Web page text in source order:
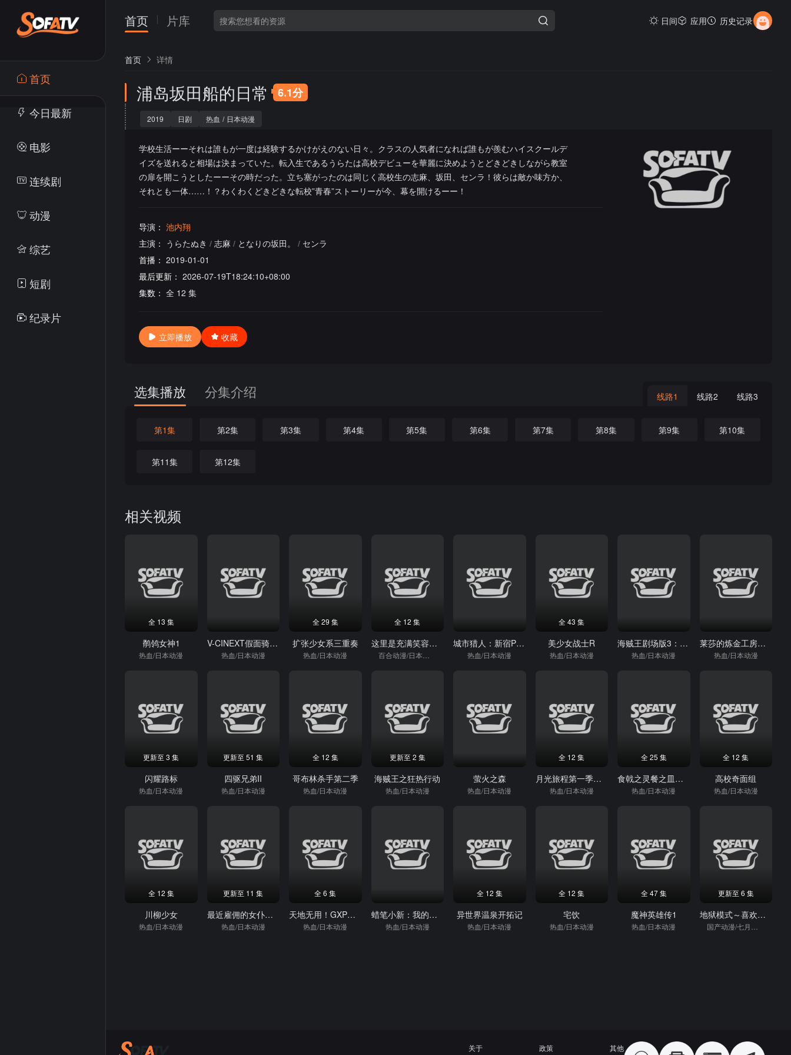
首页
今日最新
电影
连续剧
动漫
综艺
短剧
纪录片
首页 片库 日间 应用 历史记录
首页 详情
浦岛坂田船的日常 6.1分
2019 日剧 热血 / 日本动漫
学校生活ーーそれは誰もが一度は経験するかけがえのない日々。クラスの人気者になれば誰もが羨むハイスクールデ
イズを送れると相場は決まっていた。転入生であるうらたは高校デビューを華麗に決めようとどきどきしながら教室
の扉を開こうとしたーーその時だった。立ち塞がったのは同じく高校生の志麻、坂田、センラ！彼らは敵か味方か、
それとも一体……！？わくわくどきどきな転校”青春”ストーリーが今、幕を開けるーー！
导演： 池内翔
主演： うらたぬき / 志麻 / となりの坂田。 / センラ
首播： 2019-01-01
最后更新： 2026-07-19T18:24:10+08:00
集数： 全 12 集
立即播放 收藏
选集播放 分集介绍 线路1 线路2 线路3
第1集 第2集 第3集 第4集 第5集 第6集 第7集 第8集 第9集 第10集
第11集 第12集
相关视频
全 13 集
鹡鸰女神1
热血/日本动漫
V-CINEXT假面骑士极狐邪魔徒·觉醒
热血/日本动漫
全 29 集
扩张少女系三重奏
热血/日本动漫
全 12 集
这里是充满笑容的职场。
百合动漫/日本动漫
城市猎人：新宿PRIVATEEYES
热血/日本动漫
全 43 集
美少女战士R
热血/日本动漫
海贼王剧场版3：珍兽岛的乔巴王国
热血/日本动漫
莱莎的炼金工房～常暗女王与秘密藏身处
热血/日本动漫
更新至 3 集
闪耀路标
热血/日本动漫
更新至 51 集
四驱兄弟II
热血/日本动漫
全 12 集
哥布林杀手第二季
热血/日本动漫
更新至 2 集
海贼王之狂热行动
热血/日本动漫
萤火之森
热血/日本动漫
全 12 集
月光旅程第一季：升空
热血/日本动漫
全 25 集
食戟之灵餐之皿远月列车篇
热血/日本动漫
全 12 集
高校奇面组
热血/日本动漫
全 12 集
川柳少女
热血/日本动漫
更新至 11 集
最近雇佣的女仆有点奇怪
热血/日本动漫
全 6 集
天地无用！GXP乐园始动篇
热血/日本动漫
蜡笔小新：我的搬家物语仙人掌大袭击
热血/日本动漫
全 12 集
异世界温泉开拓记
热血/日本动漫
全 12 集
宅饮
热血/日本动漫
全 47 集
魔神英雄传1
热血/日本动漫
更新至 6 集
地狱模式～喜欢速通游戏的玩家在废设定异世界无双～第2季
关于 政策 其他